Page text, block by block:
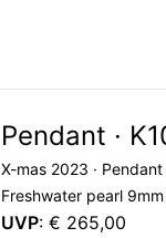
Pendant ·
X-mas 2023 ·
Freshwater pearl 9mm
UVP: € 265,00